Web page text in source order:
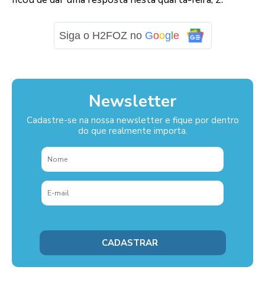
Siga o H2FOZ no Google
Newsletter
Cadastre-se na nossa newsletter e fique por dentro
do que realmente importa.